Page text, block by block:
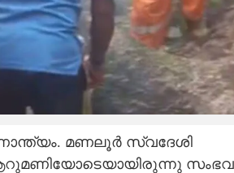
മണലൂർ സ്വദേശി